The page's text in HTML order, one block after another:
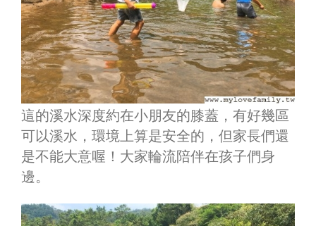
這的溪水深度約在小朋友的膝蓋，有好幾區
可以溪水，環境上算是安全的，但家長們還
是不能大意喔！大家輪流陪伴在孩子們身
邊。